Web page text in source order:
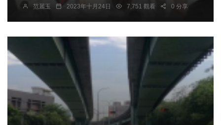
范麗玉 2023年十月24日 7,751 觀看 0 分享